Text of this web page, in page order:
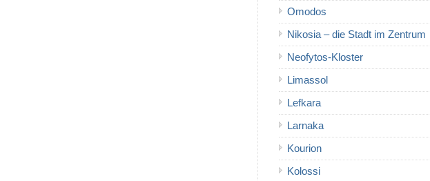
Omodos
Nikosia – die Stadt im Zentrum
Neofytos-Kloster
Limassol
Lefkara
Larnaka
Kourion
Kolossi